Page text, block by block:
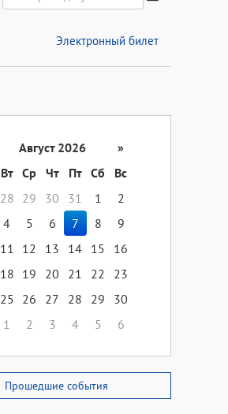
Электронный билет
Август 2026
»
Вт Ср Чт Пт Сб
Вс
28 29 30 31 1
2
4 5 6 7 8
9
11 12 13 14 15
16
18 19 20 21 22
23
25 26 27 28 29
30
1 2 3 4 5 6
Прошедшие события